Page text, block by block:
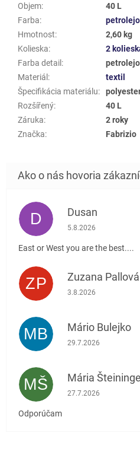
Objem:
40 L
Farba:
Hmotnost:
2,60 kg
Kolieska:
2
Farba detail :
Materiál :
textil
Špecifikácia materiálu:
Rozšířený:
40 L
Záruka:
2 roky
Značka: Fabrizio
D Dusan
Hodnotenie
5.8.2026
East or West you are the best....
ZP Zuzana Pallová
Hodnotenie
3.8.2026
MB Mário Bulejko
Hodnotenie
29.7.2026
MŠ Mária
Hodnotenie
27.7.2026
Odporúčam